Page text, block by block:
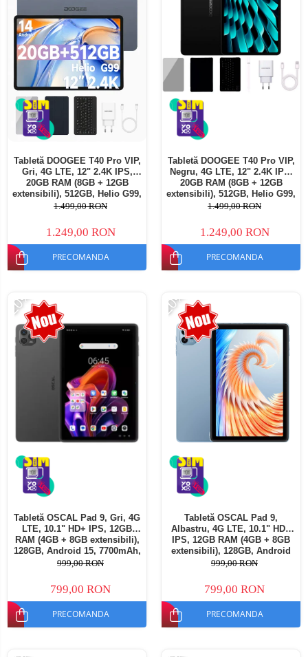
Tabletă DOOGEE T40 Pro VIP,
Gri, 4G LTE, 12" 2.4K IPS,
20GB RAM (8GB + 12GB
extensibili), 512GB, Helio G99,
10800mAh, 33W, Android 14,
1.499,00 RON
1.249,00 RON
PRECOMANDA
Tabletă DOOGEE T40 Pro VIP,
Negru, 4G LTE, 12" 2.4K IPS,
20GB RAM (8GB + 12GB
extensibili), 512GB, Helio G99,
10800mAh, 33W, Android 14,
1.499,00 RON
1.249,00 RON
PRECOMANDA
-20%
Tabletă OSCAL Pad 9, Gri, 4G
LTE, 10.1" HD+ IPS, 12GB
RAM (4GB + 8GB extensibili),
128GB, Android 15, 7700mAh,
Dual SIM
999,00 RON
799,00 RON
PRECOMANDA
-20%
Tabletă OSCAL Pad 9,
Albastru, 4G LTE, 10.1" HD+
IPS, 12GB RAM (4GB + 8GB
extensibili), 128GB, Android
15, 7700mAh, Dual SIM
999,00 RON
799,00 RON
PRECOMANDA